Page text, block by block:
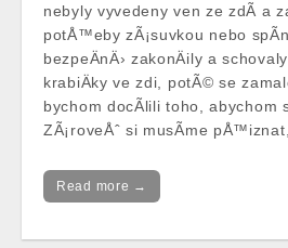
nebyly vyvedeny ven ze zdÃ­ a
potÅ™eby zÃ¡suvkou nebo
bezpeÄnÄ› zakonÄily a
krabiÄky ve zdi, potÃ© se
bychom docÃ­lili toho, abychom
ZÃ¡roveÅˆ si musÃ­me
Read more →